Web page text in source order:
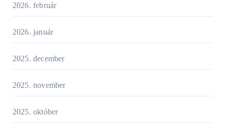
2026. február
2026. január
2025. december
2025. november
2025. október